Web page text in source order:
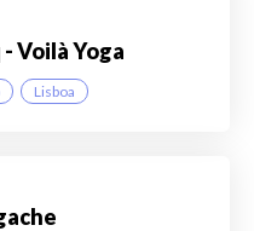
Voilà Yoga
Lisboa